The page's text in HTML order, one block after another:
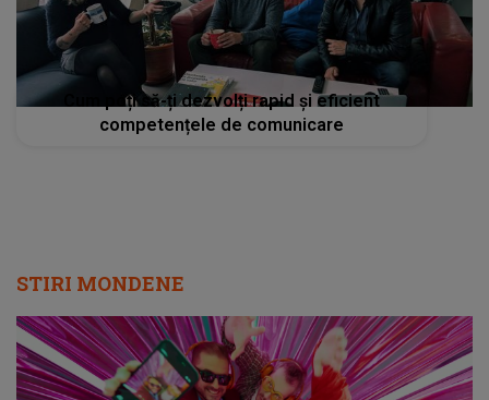
Cum poți să-ți dezvolți rapid și eficient
competențele de comunicare
STIRI MONDENE